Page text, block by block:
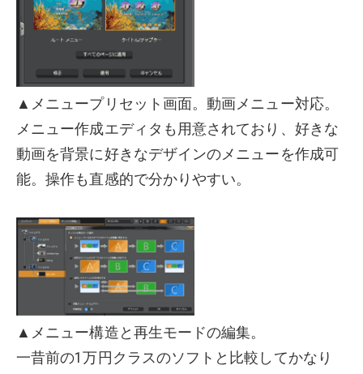
▲メニュープリセット画面。動画メニュー対応。
メニュー作成エディタも用意されており、好きな
動画を背景に好きなデザインのメニューを作成可
能。操作も直感的で分かりやすい。
▲メニュー構造と再生モードの編集。
一昔前の1万円クラスのソフトと比較してかなり